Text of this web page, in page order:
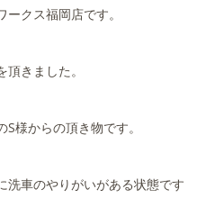
クス福岡店です。
きました。
様からの頂き物です。
洗車のやりがいがある状態です